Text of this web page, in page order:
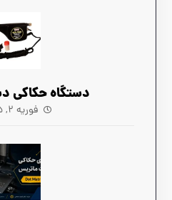
دستگاه حکاکی
فوریه ۲, ۲۰۲۵